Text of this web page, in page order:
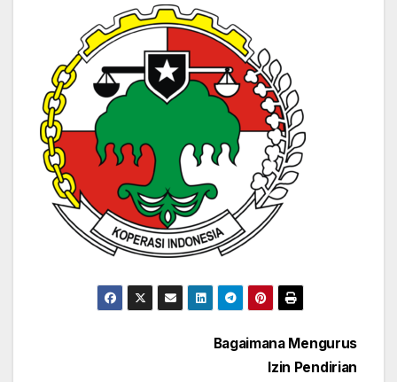
Bagaimana Mengurus
Izin Pendirian